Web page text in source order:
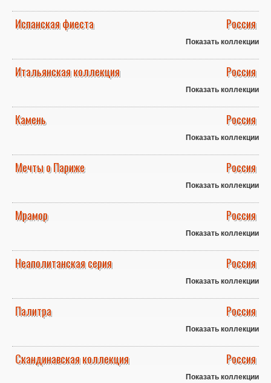
Испанская фиеста Россия
Показать коллекции
Итальянская коллекция Россия
Показать коллекции
Камень Россия
Показать коллекции
Мечты о Париже Россия
Показать коллекции
Мрамор Россия
Показать коллекции
Неаполитанская серия Россия
Показать коллекции
Палитра Россия
Показать коллекции
Скандинавская коллекция Россия
Показать коллекции